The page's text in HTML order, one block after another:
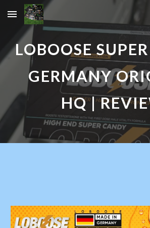
Skip to main content
LOBOOSE
GERMANY
HQ |